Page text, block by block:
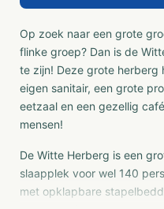
Op zoek naar een grote
flinke groep? Dan is de
te zijn! Deze grote herberg
eigen sanitair, een grote
eetzaal en een gezellig
mensen!
De Witte Herberg is een
slaapplek voor wel 140
met opklapbare